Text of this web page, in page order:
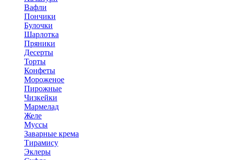
Вафли
Пончики
Булочки
Шарлотка
Пряники
Десерты
Торты
Конфеты
Мороженое
Пирожные
Чизкейки
Мармелад
Желе
Муссы
Заварные крема
Тирамису
Эклеры